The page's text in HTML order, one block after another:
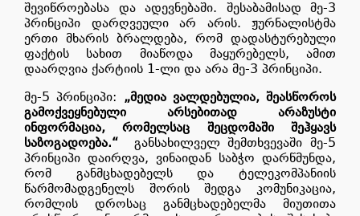
შევიწროებასა და ადევნებაში. შესაბამისად მე-3
პრინციპი დარღვეული არ არის. ჟურნალისტმა
ერთი მხარის ბრალდება, რომ დადასტურებული
ფაქტის სახით მიაწოდა მაყურებელს, ამით
დაარღვია ქარტიის 1-ლი და არა მე-3 პრინციპი.
მე-5 პრინციპი: „მედია ვალდებულია, შეასწოროს
გამოქვეყნებული არსებითად არაზუსტი
ინფორმაცია, რომელსაც შეცდომაში შეჰყავს
საზოგადოება.“
განსახილველ შემთხვევაში მე-5
პრინციპი დაირღვა, ვინაიდან საბჭო დარწმუნდა,
რომ განმცხადებელს და ტელეკომპანიის
წარმომადგენელს შორის შედგა კომუნიკაცია,
რომლის დროსაც განმცხადებელმა მიუთითა